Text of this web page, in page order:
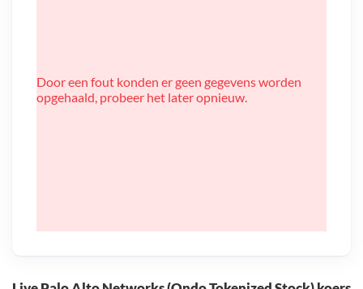
Door een fout konden er geen gegevens worden
opgehaald, probeer het later opnieuw.